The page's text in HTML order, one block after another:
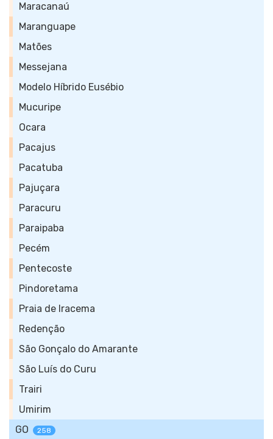
Maracanaú
Maranguape
Matões
Messejana
Modelo Híbrido Eusébio
Mucuripe
Ocara
Pacajus
Pacatuba
Pajuçara
Paracuru
Paraipaba
Pecém
Pentecoste
Pindoretama
Praia de Iracema
Redenção
São Gonçalo do Amarante
São Luís do Curu
Trairi
Umirim
GO
258